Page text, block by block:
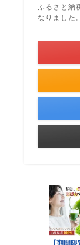
ふるさと納
なりました。